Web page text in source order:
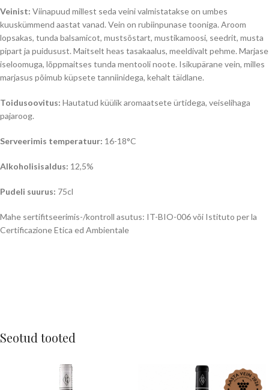
Veinist: Viinapuud millest seda veini valmistatakse on umbes
kuuskümmend aastat vanad. Vein on rubiinpunase tooniga. Aroom
lopsakas, tunda balsamicot, mustsõstart, mustikamoosi, seedrit, musta
pipart ja puidusust. Maitselt heas tasakaalus, meeldivalt pehme. Marjase
iseloomuga, lõppmaitses tunda mentooli noote. Isikupärane vein, milles
marjasus põimub küpsete tanniinidega, kehalt täidlane.
Toidusoovitus: Hautatud küülik aromaatsete ürtidega, veiselihaga
pajaroog.
Serveerimis temperatuur: 16-18°C
Alkoholisisaldus: 12,5%
Pudeli suurus: 75cl
Mahe sertifitseerimis-/kontroll asutus: IT-BIO-006 või Istituto per la
Certificazione Etica ed Ambientale
Seotud tooted